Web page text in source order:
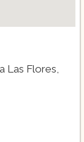
Las Flores,